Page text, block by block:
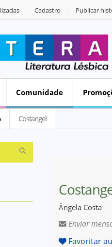
Cadastro Publicar
Comunidade
Costangel
Ângela Costa
Enviar
Favoritar